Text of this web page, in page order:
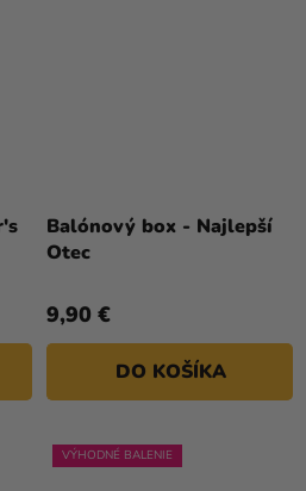
Balónový box - Najlepší
Otec
9,90 €
DO KOŠÍKA
VÝHODNÉ BALENIE